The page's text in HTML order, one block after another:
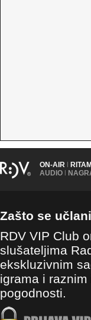
ON-AIR |
AUDIO |
Zašto se
RDV VIP Club
slušateljima
ekskluzivnim
igrama i
pogodnosti.